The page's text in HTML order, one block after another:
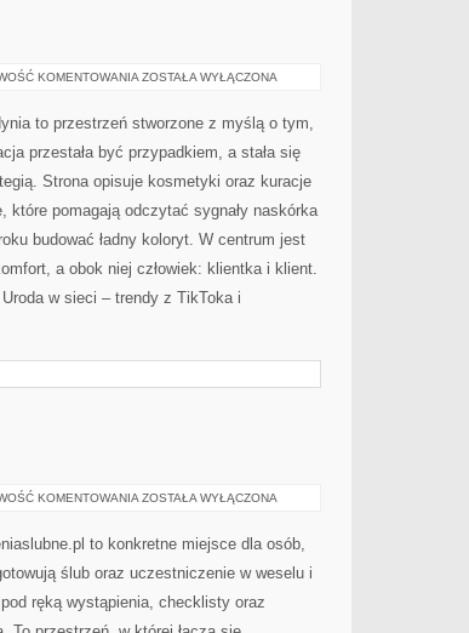
KOMENTOWANIA ETYKA
ZOSTAŁA WYŁĄCZONA
to przestrzeń stworzone z myślą o tym,
przestała być przypadkiem, a stała się
Strona opisuje kosmetyki oraz kuracje
które pomagają odczytać sygnały naskórka
budować ładny koloryt. W centrum jest
a obok niej człowiek: klientka i klient.
w sieci – trendy z TikToka i
KOMENTOWANIA MIESIĄC
ZOSTAŁA WYŁĄCZONA
to konkretne miejsce dla osób,
ślub oraz uczestniczenie w weselu i
ręką wystąpienia, checklisty oraz